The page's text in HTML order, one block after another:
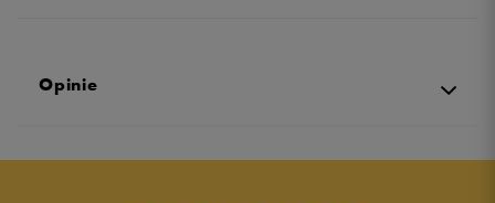
Opinie